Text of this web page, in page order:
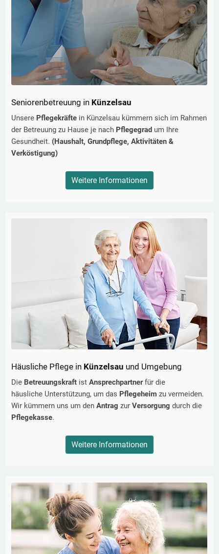
Seniorenbetreuung in Künzelsau
Unsere Pflegekräfte in Künzelsau kümmern sich im Rahmen
der Betreuung zu Hause je nach Pflegegrad um Ihre
Gesundheit. (Haushalt, Grundpflege, Aktivitäten &
Verköstigung)
Weitere Informationen
Häusliche Pflege in Künzelsau und Umgebung
Die Betreuungskraft ist Ansprechpartnerfür die
häusliche Unterstützung, um das Pflegeheim zu vermeiden.
Wir kümmern uns um den Antrag zur Versorgung durch die
Pflegekasse.
Weitere Informationen